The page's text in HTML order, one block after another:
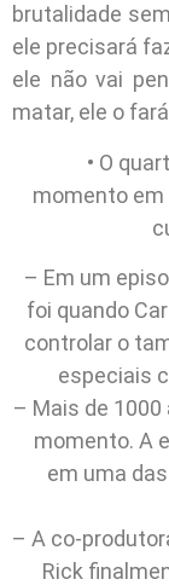
brutalidade
ele precisará
ele não vai
matar, ele o
• O
momento
– Em um
foi quando
controlar o
especiais
– Mais de
momento. A
em uma
– A co-
Rick